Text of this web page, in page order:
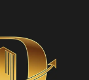
o
k
t
t
e